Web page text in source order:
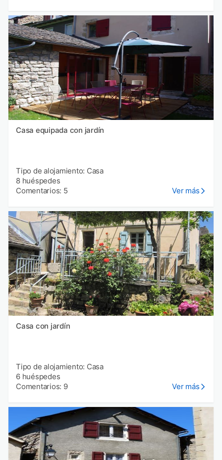
Casa equipada con jardín
Tipo de alojamiento: Casa
8 huéspedes
Comentarios: 5
Ver más
Casa con jardín
Tipo de alojamiento: Casa
6 huéspedes
Comentarios: 9
Ver más